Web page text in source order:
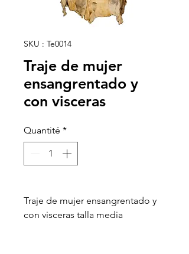
SKU : Te0014
Traje de mujer
ensangrentado y
con visceras
Quantité *
Traje de mujer ensangrentado y
con visceras talla media